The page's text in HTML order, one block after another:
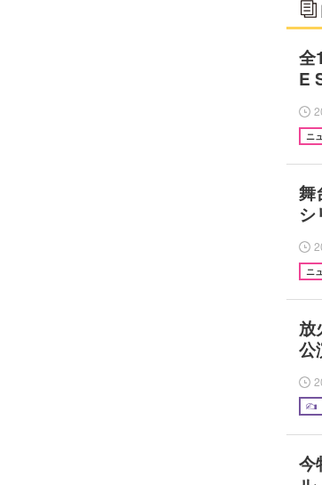
全
E
ニ
舞
ニ
放
公
今